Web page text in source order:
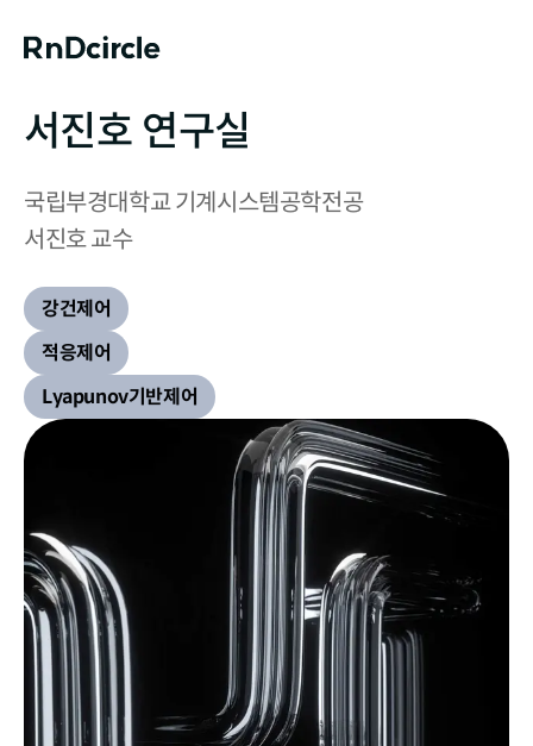
서진호 연구실
국립부경대학교 기계시스템공학전공
서진호 교수
강건제어
적응제어
Lyapunov기반제어